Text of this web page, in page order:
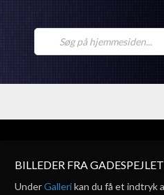
BILLEDER FRA GADESPEJLET
UnderGallerikan du få et indtryk